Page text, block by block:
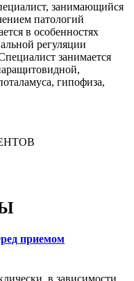
занимающийся
патологий
в особенностях
регуляции
занимается
гипофиза,
приемом
в зависимости